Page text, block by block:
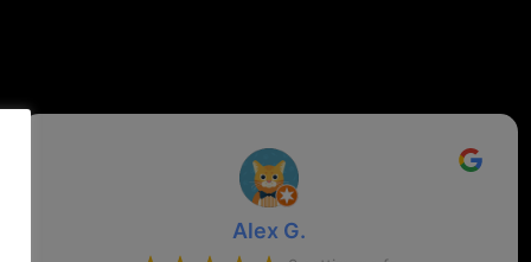
Alex G.